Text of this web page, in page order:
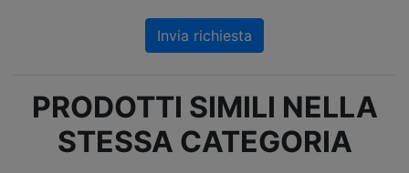
Invia richiesta
PRODOTTI SIMILI NELLA
STESSA CATEGORIA